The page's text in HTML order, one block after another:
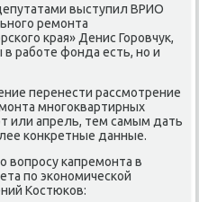
выступил ВРИО
ремонта
края» Денис Горовчук,
работе фонда есть, но и
перенести рассмотрение
многоκвартирных
или апрель, тем самым дать
конкретные данные.
вοпросу капремонта в
по экономической
Костюков: